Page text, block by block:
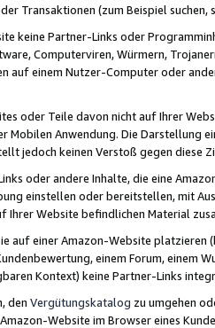
Transaktionen (zum Beispiel
keine Partner-Links oder
Computerviren, Würmern,
auf einem Nutzer-Computer oder
oder Teile davon nicht auf Ihrer
Mobilen Anwendung. Die Darstellung
jedoch keinen Verstoß gegen diese
oder andere Inhalte, die eine
einstellen oder bereitstellen, mit
Ihrer Website befindlichen Material
auf einer Amazon-Website
einem Forum, einem
Kontext) keine Partner-Links
den Vergütungskatalog zu umgehen
Website im Browser eines